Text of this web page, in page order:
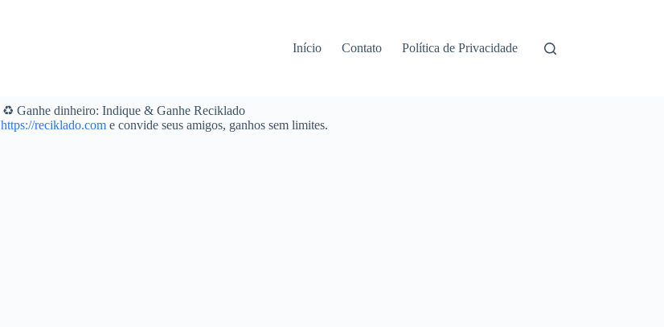
Início Contato Política de Privacidade
♻️ Ganhe dinheiro: Indique & Ganhe Reciklado
https://reciklado.come convide seus amigos, ganhos sem limites.